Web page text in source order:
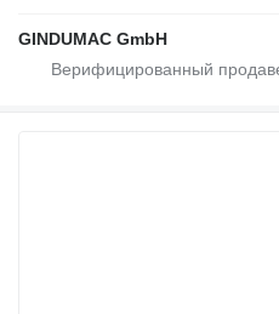
GINDUMAC GmbH